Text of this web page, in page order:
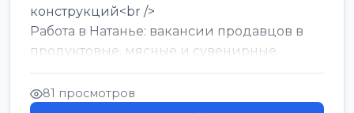
конструкций<br />
Работа в Натанье: вакансии продавцов в
продуктовые, мясные и сувенирные
лавки<br />
Разнорабочий на сборку м...
81 просмотров